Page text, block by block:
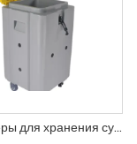
Контейнеры для хранения сухого льда объемом 2 кубических фута по 60 литров